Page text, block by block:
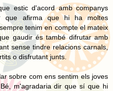
estic d'acord amb companys
que afirma que hi ha moltes
tenim en compte el mateix
gaudir és també difrutar amb
sense tindre relacions carnals,
o disfrutant junts.
sobre com ens sentim els joves
m'agradaria dir que sí que hi